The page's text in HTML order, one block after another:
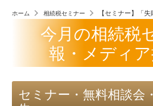
ホーム 相続税セミナー 【セミナー】「
今月の相続税
報・メディ
セミナー・無料相談会